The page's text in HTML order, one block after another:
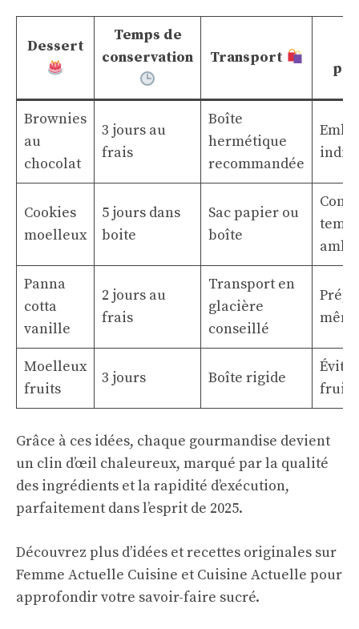
Dessert
Temps de
conservation
Transport
Brownies
au
chocolat
3 jours au
frais
Boîte
hermétique
recommandée
Cookies
moelleux
5 jours dans
boite
Sac papier ou
boîte
Panna
cotta
vanille
2 jours au
frais
Transport en
glacière
conseillé
Moelleux
fruits
3 jours Boîte rigide
fruits
Grâce à ces idées, chaque gourmandise devient
un clin d’œil chaleureux, marqué par la qualité
des ingrédients et la rapidité d’exécution,
parfaitement dans l’esprit de 2025.
Découvrez plus d’idées et recettes originales sur
Femme Actuelle Cuisine et Cuisine Actuelle pour
approfondir votre savoir-faire sucré.